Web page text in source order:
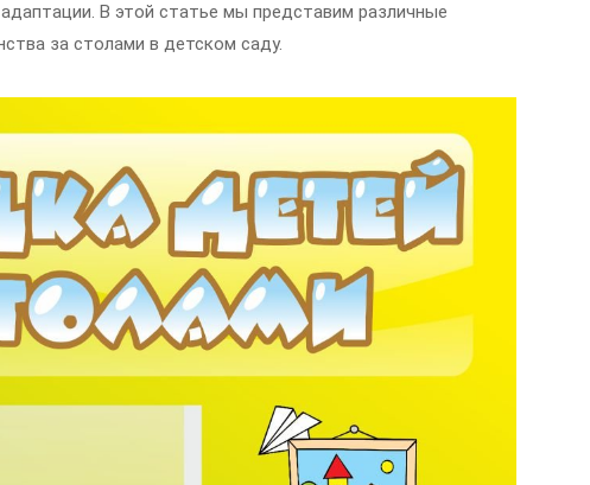
В этой статье мы представим различные
за столами в детском саду.